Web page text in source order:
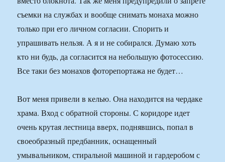
съемки на службах и вообще снимать монаха можно
только при его личном согласии. Спорить и
упрашивать нельзя. А я и не собирался. Думаю хоть
кто ни будь, да согласится на небольшую фотосессию.
Все таки без монахов фоторепортажа не будет…
Вот меня привели в келью. Она находится на чердаке
храма. Вход с обратной стороны. С коридоре идет
очень крутая лестница вверх, поднявшись, попал в
своеобразный предбанник, оснащенный
умывальником, стиральной машиной и гардеробом с